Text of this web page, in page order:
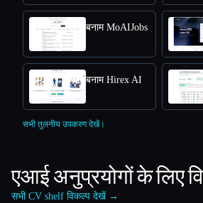
बनाम MoAIJobs
बनाम Hirex AI
सभी तुलनीय उपकरण देखें।
एआई अनुप्रयोगों के लिए
सभी CV shelf विकल्प देखें →